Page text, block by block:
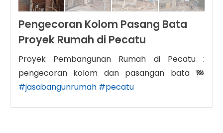
Pengecoran Kolom Pasang Bata
Proyek Rumah di Pecatu
Proyek Pembangunan Rumah di Pecatu :
pengecoran kolom dan pasangan bata
#jasabangunrumah #pecatu